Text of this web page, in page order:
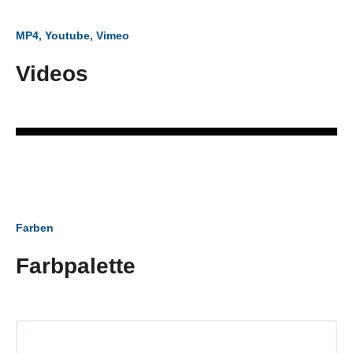
MP4, Youtube, Vimeo
Videos
Farben
Farbpalette